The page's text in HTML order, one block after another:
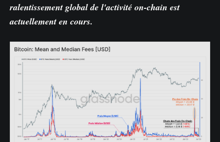
ralentissement global de l'activité on-chain est
actuellement en cours.